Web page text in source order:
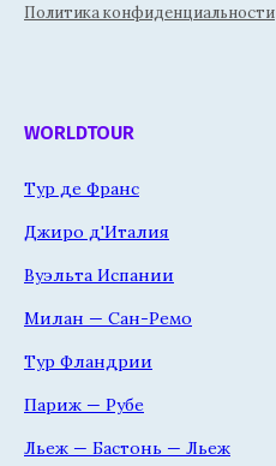
Политика конфиденциальности
WORLDTOUR
Тур де Франс
Джиро д'Италия
Вуэльта Испании
Милан — Сан-Ремо
Тур Фландрии
Париж — Рубе
Льеж — Бастонь — Льеж